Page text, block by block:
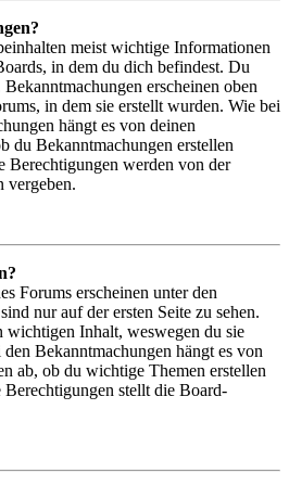
meist wichtige Informationen
in dem du dich befindest. Du
Bekanntmachungen erscheinen oben
in dem sie erstellt wurden. Wie bei
hängt es von deinen
du Bekanntmachungen erstellen
Berechtigungen werden von der
vergeben.
Forums erscheinen unter den
nur auf der ersten Seite zu sehen.
wichtigen Inhalt, weswegen du sie
Bekanntmachungen hängt es von
ab, ob du wichtige Themen erstellen
stellt die Board-